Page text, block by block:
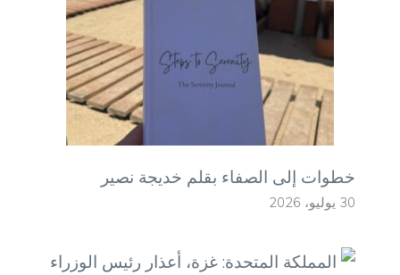
خطوات إلى الصفاء بقلم خديجة نصير
30 يوليو، 2026